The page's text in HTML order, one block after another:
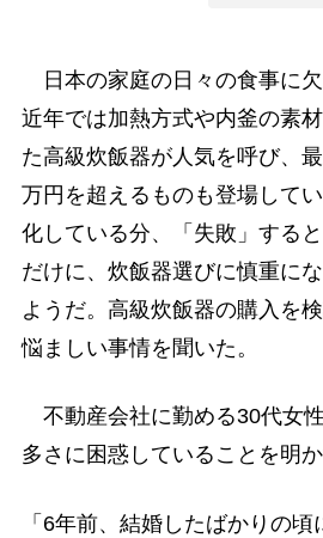
日本の家庭の日々の食事に欠
近年では加熱方式や内釜の素
た高級炊飯器が人気を呼び、
万円を超えるものも登場して
化している分、「失敗」する
だけに、炊飯器選びに慎重に
ようだ。高級炊飯器の購入を
悩ましい事情を聞いた。
不動産会社に勤める30代女
多さに困惑していることを明か
「6年前、結婚したばかりの